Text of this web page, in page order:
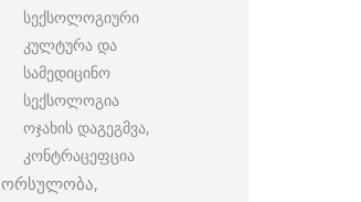
სექსოლოგიური
კულტურა და
სამედიცინო
სექსოლოგია
ოჯახის დაგეგმვა,
კონტრაცეფცია
ორსულობა,